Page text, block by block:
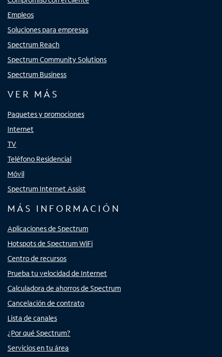
Empleos
Soluciones para empresas
Spectrum Reach
Spectrum Community Solutions
Spectrum Business
VER MÁS
Paquetes y promociones
Internet
TV
Teléfono Residencial
Móvil
Spectrum Internet Assist
MÁS INFORMACIÓN
Aplicaciones de Spectrum
Hotspots de Spectrum WiFi
Centro de recursos
Prueba tu velocidad de Internet
Calculadora de ahorros de Spectrum
Cancelación de contrato
Lista de canales
¿Por qué Spectrum?
Servicios en tu área